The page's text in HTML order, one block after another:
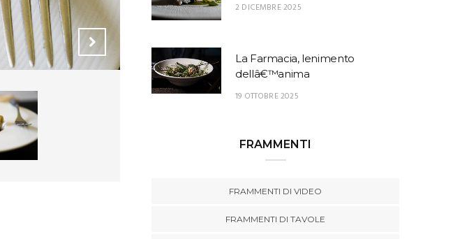
2 DICEMBRE 2025
La Farmacia, lenimento
dellâ€™anima
19 OTTOBRE 2025
FRAMMENTI
FRAMMENTI DI VIDEO
FRAMMENTI DI TAVOLE